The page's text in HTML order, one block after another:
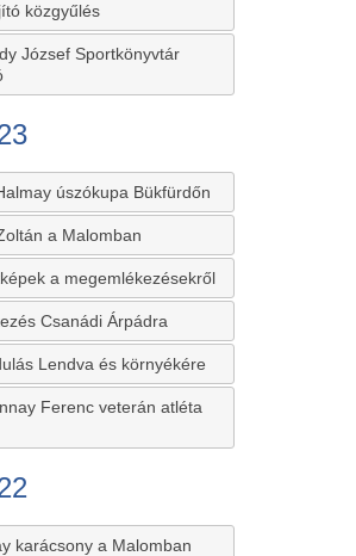
közgyűlés
József Sportkönyvtár
úszókupa Bükfürdőn
a Malomban
a megemlékezésekről
Csanádi Árpádra
Lendva és környékére
Ferenc veterán atléta
karácsony a Malomban